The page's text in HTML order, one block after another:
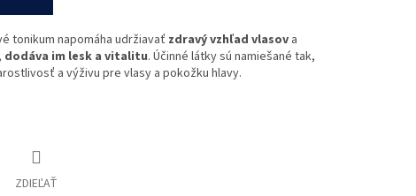
tonikum napomáha udržiavať zdravý vzhľad vlasov a
dodáva im lesk a vitalitu. Účinné látky sú namiešané tak,
a výživu pre vlasy a pokožku hlavy.
ZDIEĽAŤ